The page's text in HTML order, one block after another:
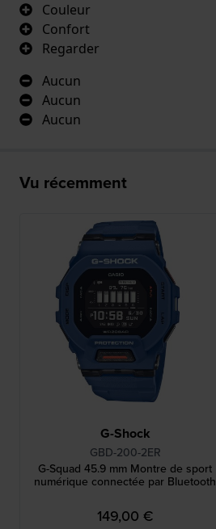
Couleur
Confort
Regarder
Aucun
Aucun
Aucun
Vu récemment
G-Shock
GBD-200-2ER
G-Squad 45.9 mm Montre de sport
numérique connectée par Bluetooth
149,00 €